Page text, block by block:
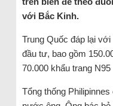
với Bắc Kinh.
Trung Quốc đáp lại
đầu tư, bao gồm
70.000 khẩu trang
Tổng thống